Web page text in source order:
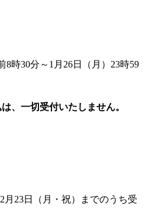
8時30分～1月26日（月）23時59
、一切受付いたしません。
月23日（月・祝）までのうち受